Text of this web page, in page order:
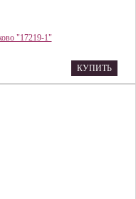
"17219-1"
КУПИТЬ